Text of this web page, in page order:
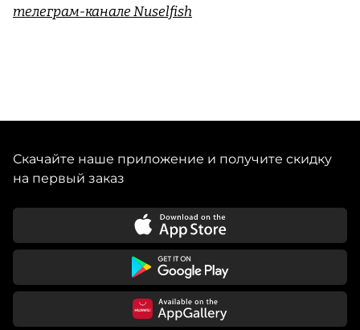
телеграм-канале Nuselfish
Скачайте наше приложение и получите скидку
на первый заказ